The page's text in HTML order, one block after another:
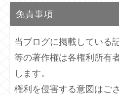
免責事項
当ブログに掲載している
等の著作権は各権利所有
します。
権利を侵害する意図はご